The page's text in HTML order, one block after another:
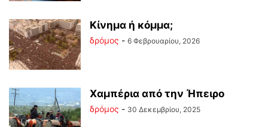
Κίνημα ή κόμμα;
δρόμος - 6 Φεβρουαρίου, 2026
Χαμπέρια από την Ήπειρο
δρόμος - 30 Δεκεμβρίου, 2025